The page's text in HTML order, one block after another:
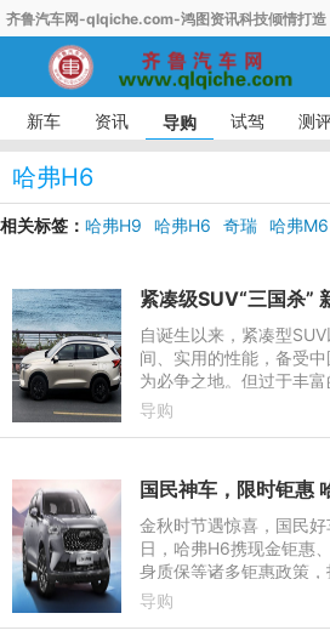
齐鲁汽车网-qlqiche.com-鸿图资讯科技倾情打造
新车 资讯 导购 试驾 测
哈弗H6
相关标签： 哈弗H9 哈弗H6 奇瑞 哈弗
自诞生以来，紧凑型
间、实用的性能，备受
为必争之地。但过于丰
入了选择困难症。为此
导购
金秋时节遇惊喜，国民
日，哈弗H6携现金钜惠
身质保等诸多钜惠政策
弗H6经典版限时权益价
导购